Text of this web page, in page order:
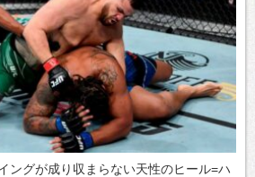
ングが成り収まらない天性のヒール=ハ